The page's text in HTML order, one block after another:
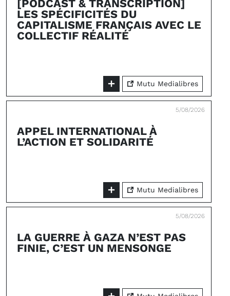
[PODCAST & TRANSCRIPTION]
LES SPÉCIFICITÉS DU
CAPITALISME FRANÇAIS AVEC LE
COLLECTIF RÉALITÉ
Mutu Medialibres
5/08/2026
APPEL INTERNATIONAL À
L’ACTION ET SOLIDARITÉ
Mutu Medialibres
5/08/2026
LA GUERRE À GAZA N’EST PAS
FINIE, C’EST UN MENSONGE